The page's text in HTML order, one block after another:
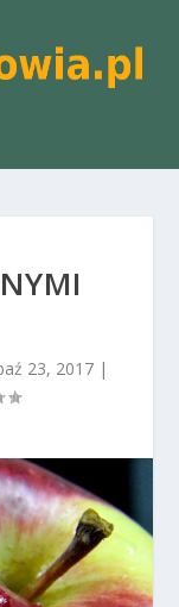
23, 2017 |